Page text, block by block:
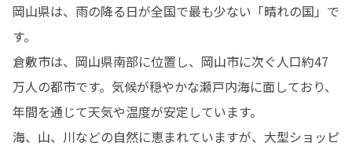
岡山県は、雨の降る日が全国で最も少ない「晴れの国」で
す。
倉敷市は、岡山県南部に位置し、岡山市に次ぐ人口約47
万人の都市です。気候が穏やかな瀬戸内海に面しており、
年間を通じて天気や温度が安定しています。
海、山、川などの自然に恵まれていますが、大型ショッピ